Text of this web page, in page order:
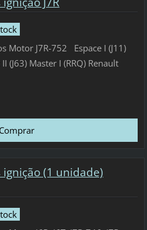
Motor J7R-752 Espace I (J11)
II (J63) Master I (RRQ) Renault
ignição (1 unidade)